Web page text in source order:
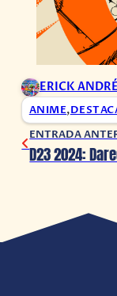
ERICK
ANIME,
ENTRADA